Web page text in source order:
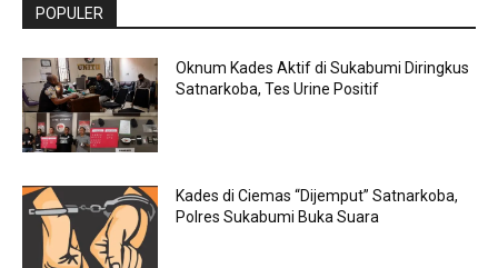
POPULER
Oknum Kades Aktif di Sukabumi Diringkus
Satnarkoba, Tes Urine Positif
Kades di Ciemas “Dijemput” Satnarkoba,
Polres Sukabumi Buka Suara